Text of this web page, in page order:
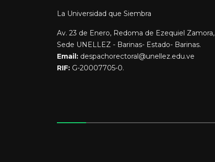
La Universidad que Siembra
Av. 23 de Enero, Redoma de Ezequiel Zamora,
Sede UNELLEZ - Barinas- Estado- Barinas.
Email: despachorectoral@unellez.edu.ve
RIF: G-20007705-0.